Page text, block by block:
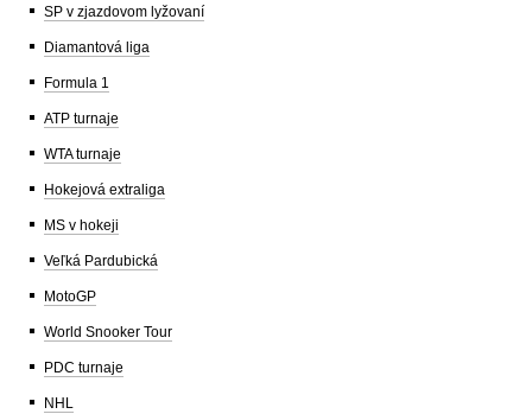
SP v zjazdovom lyžovaní
Diamantová liga
Formula 1
ATP turnaje
WTA turnaje
Hokejová extraliga
MS v hokeji
Veľká Pardubická
MotoGP
World Snooker Tour
PDC turnaje
NHL